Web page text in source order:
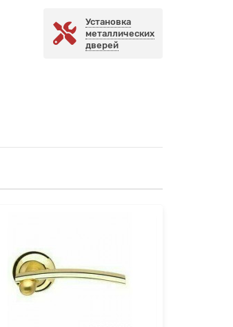
Установка
металлических
дверей